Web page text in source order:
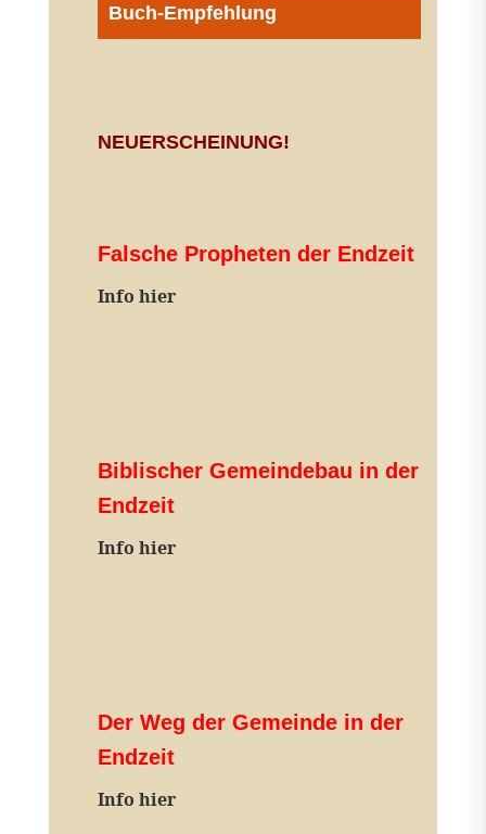
Buch-Empfehlung
NEUERSCHEINUNG!
Falsche Propheten der Endzeit
Info hier
Biblischer Gemeindebau in der
Endzeit
Info hier
Der Weg der Gemeinde in der
Endzeit
Info hier